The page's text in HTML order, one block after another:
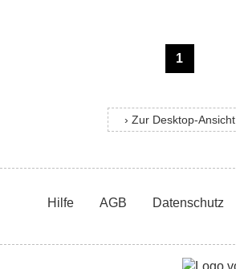
1
› Zur Desktop-Ansicht
Hilfe AGB Datenschutz